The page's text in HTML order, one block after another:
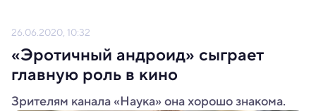
26.06.2020, 10:32
«Эротичный андроид» сыграет
главную роль в кино
Зрителям канала «Наука» она хорошо знакома.